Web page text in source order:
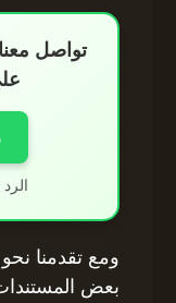
تواصل
ومع تقدمنا
بعض